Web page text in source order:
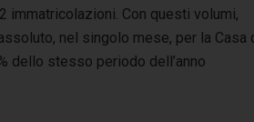
immatricolazioni. Con questi volumi,
nel singolo mese, per la Casa
dello stesso periodo dell’anno